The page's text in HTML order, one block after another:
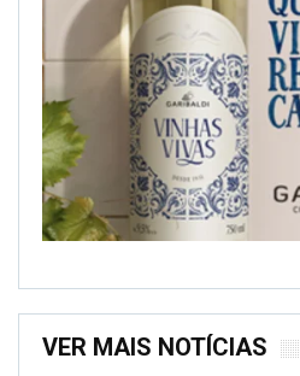
VER MAIS NOTÍCIAS